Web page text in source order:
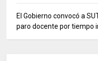
El Gobierno convocó a
paro docente por tiempo